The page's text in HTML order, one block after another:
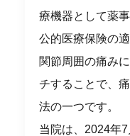
療機器として薬
公的医療保険の
関節周囲の痛み
チすることで、
法の一つです。
当院は、2024年